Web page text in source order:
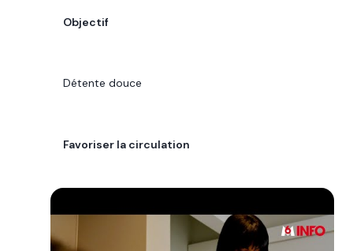
Objectif
Détente douce
Favoriser la circulation